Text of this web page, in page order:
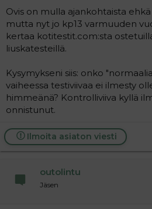
u
n
a
l
t
t
a
j
n
v
i
e
t
i
Ovis on mulla ajankohtaista ehkä
mutta nyt jo kp13 varmuuden
kertaa kotitestit.com:sta
liuskatesteillä.
Kysymykseni siis: onko
vaiheessa testiviivaa ei ilmesty
himmeänä? Kontrolliviiva kyllä
onnistunut.
Ilmoita asiaton viesti
outolintu
Jäsen